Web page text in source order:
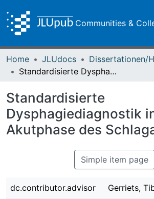
Communities &
Home JLUdocs
Standardisierte Dysphagiediagnostik in der Akutphase des Schlaganfalls
Standardisierte
Dysphagiediagnostik
Akutphase des
Simple item page
dc.contributor.advisor Gerriets,